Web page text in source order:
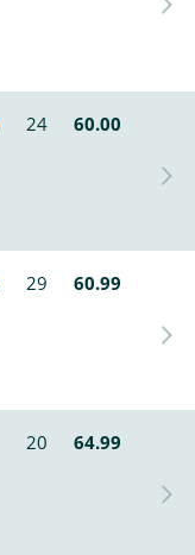
24 60.00
29 60.99
20 64.99